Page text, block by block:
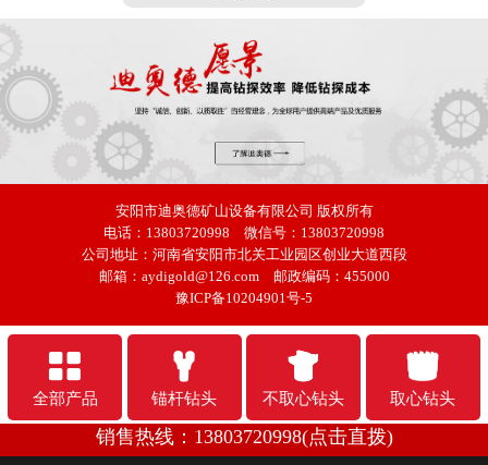
安阳市迪奥德矿山设备有限公司 版权所有
电话：13803720998 微信号：13803720998
公司地址：河南省安阳市北关工业园区创业大道西段
邮箱：aydigold@126.com 邮政编码：455000
豫ICP备10204901号-5
全部产品 锚杆钻头 不取心钻头 取心钻头
销售热线：13803720998(点击直拨)